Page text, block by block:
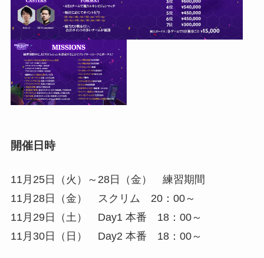
開催日時
11月25日（火）～28日（金） 練習期間
11月28日（金） スクリム 20：00～
11月29日（土） Day1 本番 18：00～
11月30日（日） Day2 本番 18：00～